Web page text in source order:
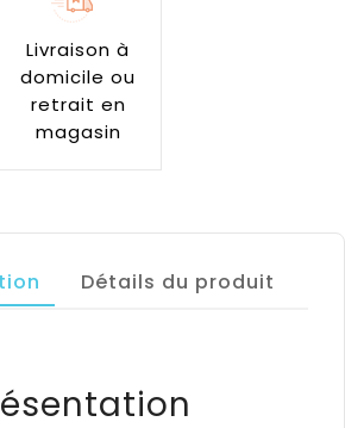
Livraison à
domicile ou
retrait en
magasin
Détails du produit